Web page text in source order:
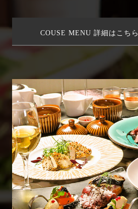
COUSE MENU 詳細はこちら